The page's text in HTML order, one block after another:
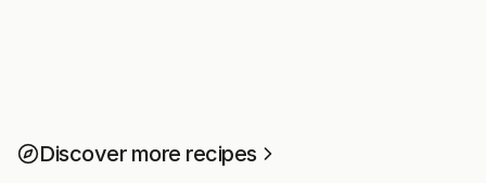
Discover more recipes